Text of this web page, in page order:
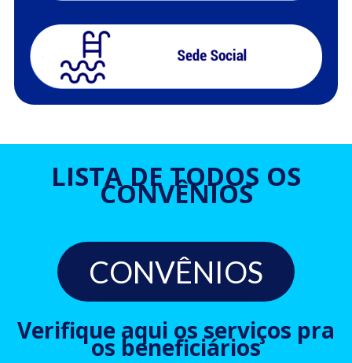
LISTA DE TODOS OS
CONVÊNIOS
CONVÊNIOS
Verifique aqui os serviços pra
os beneficiários